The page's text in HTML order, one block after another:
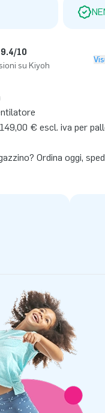
9.4/10
su Kiyoh
€ escl. iva per
Ordina oggi,